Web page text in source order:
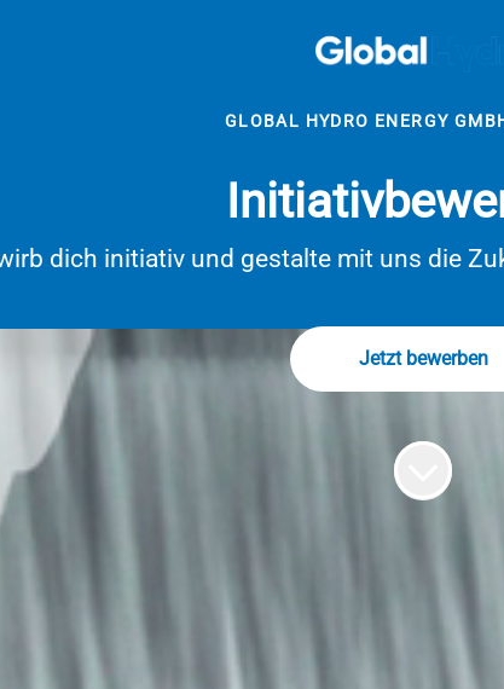
GLOBAL HYDRO ENERGY
dich initiativ und gestalte mit uns die
Jetzt bewerben
möchtest Teil unseres Teams werden,